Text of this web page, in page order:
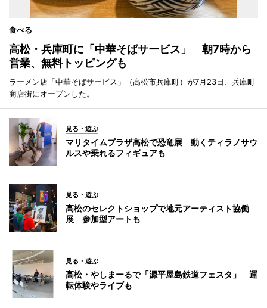
食べる
高松・兵庫町に「中華そばサービス」 朝7時から
営業、無料トッピングも
ラーメン店「中華そばサービス」（高松市兵庫町）が7月23日、兵庫町
商店街にオープンした。
見る・遊ぶ
マリタイムプラザ高松で恐竜展 動くティラノサウ
ルスや乗れるフィギュアも
見る・遊ぶ
高松のセレクトショップで地元アーティスト協働
展 参加型アートも
見る・遊ぶ
高松・やしまーるで「源平屋島鉄道フェスタ」 運
転体験やライブも